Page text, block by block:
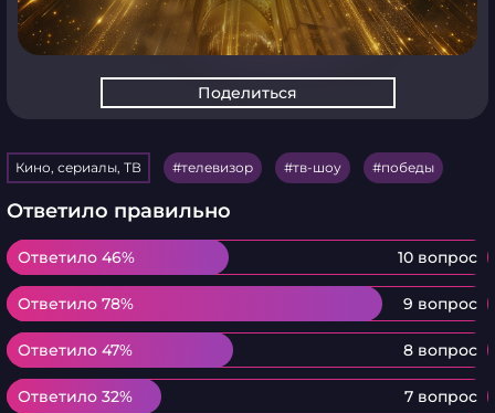
Поделиться
Кино, сериалы, ТВ телевизор тв-шоу победы
Ответило правильно
Ответило 46% 10 вопрос
Ответило 46%
Ответило 78% 9 вопрос
Ответило 78%
Ответило 47% 8 вопрос
Ответило 47%
Ответило 32% 7 вопрос
Ответило 32%